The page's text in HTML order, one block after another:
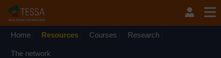
Home Resources Courses Research
The network
Si vous créez un compte, vous